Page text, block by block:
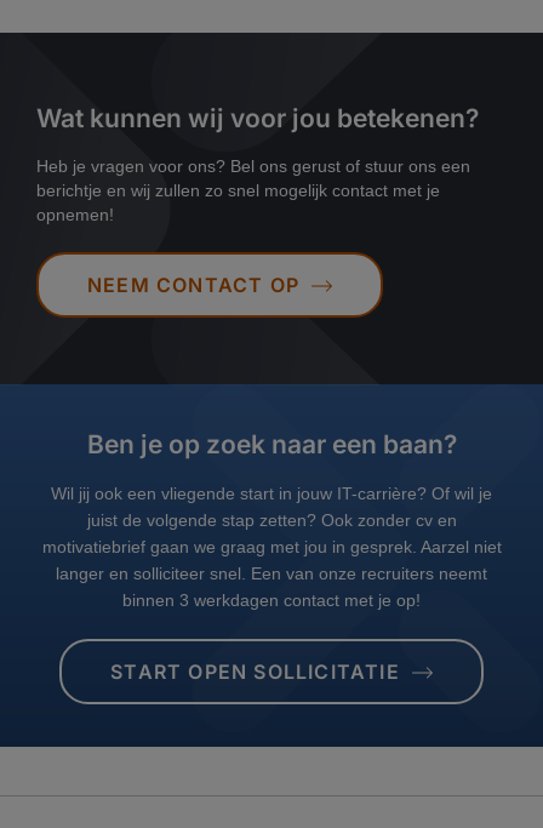
Wat kunnen wij voor jou betekenen?
Heb je vragen voor ons? Bel ons gerust of stuur ons een
berichtje en wij zullen zo snel mogelijk contact met je
opnemen!
NEEM CONTACT OP
Ben je op zoek naar een baan?
Wil jij ook een vliegende start in jouw IT-carrière? Of wil je
juist de volgende stap zetten? Ook zonder cv en
motivatiebrief gaan we graag met jou in gesprek. Aarzel niet
langer en solliciteer snel. Een van onze recruiters neemt
binnen 3 werkdagen contact met je op!
START OPEN SOLLICITATIE